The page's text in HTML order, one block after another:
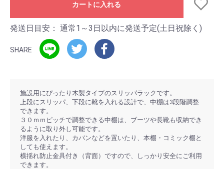
カートに入れる
発送日目安： 通常1～3日以内に発送予定(土日祝除く)
SHARE
施設用にぴったり木製タイプのスリッパラックです。
上段にスリッパ、下段に靴を入れる設計で、中棚は3段階調整
できます。
３０ｍｍピッチで調整できる中棚は、ブーツや長靴も収納でき
るように取り外し可能です。
洋服を入れたり、カバンなどを置いたり、本棚・コミック棚と
しても使えます。
横揺れ防止金具付き（背面）ですので、しっかり安全にご利用
できます。